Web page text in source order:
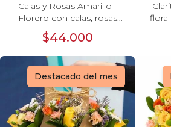
Calas y Rosas Amarillo -
Florero con calas, rosas
amarillo y eucaliptus dolar
$44.000
Destacado del mes